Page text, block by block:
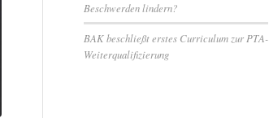
Beschwerden lindern?
BAK beschließt erstes Curriculum zur PTA-
Weiterqualifizierung